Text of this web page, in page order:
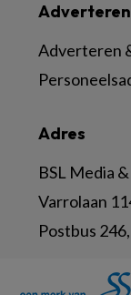
Adres
BSL Media
Varrolaan
Postbus
Adverteren
Adverteren